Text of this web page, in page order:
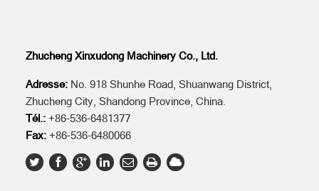
Zhucheng Xinxudong Machinery Co., Ltd.
Adresse: No. 918 Shunhe Road, Shuanwang District,
Zhucheng City, Shandong Province, China.
Tél.: +86-536-6481377
Fax:+86-536-6480066